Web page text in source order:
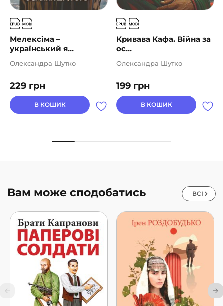
Мелексіма –
український я...
229 грн
Олександра Шутко
В КОШИК
Кривава Кафа. Війна за
ос...
199 грн
Олександра Шутко
В КОШИК
Вам може сподобатись ВСІ